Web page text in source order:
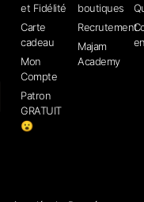
boutiques
Recrutement
Majam
Academy
et Fidélité
Carte
cadeau
Mon
Compte
Patron
GRATUIT
😮